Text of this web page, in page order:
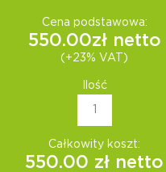
Cena podstawowa:
550.00zł netto
(+23% VAT)
Ilość
Całkowity koszt:
550.00 zł netto